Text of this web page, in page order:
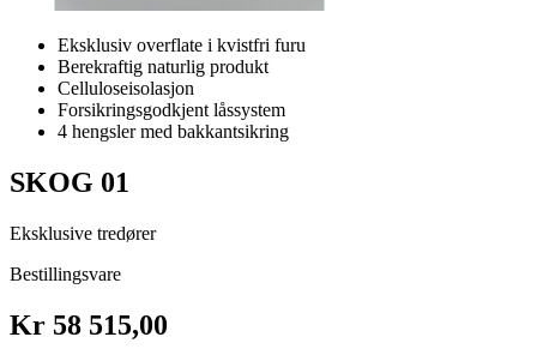
Eksklusiv overflate i kvistfri furu
Berekraftig naturlig produkt
Celluloseisolasjon
Forsikringsgodkjent låssystem
4 hengsler med bakkantsikring
SKOG 01
Eksklusive tredører
Bestillingsvare
Kr 58 515,00